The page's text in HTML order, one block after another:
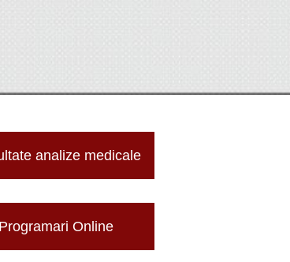
analize medicale
Programari Online